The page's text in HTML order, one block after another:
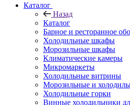
Каталог
Назад
Каталог
Барное и ресторанное
Холодильные шкафы
Морозильные шкафы
Климатические камеры
Микромаркеты
Холодильные витрины
Морозильные и
Холодильные горки
Винные холодильники